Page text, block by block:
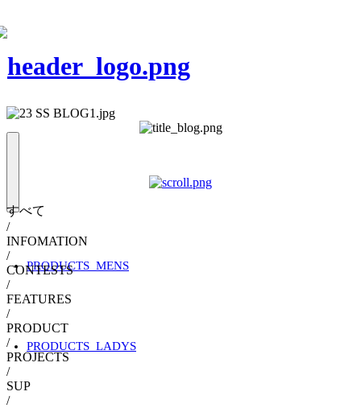
PRODUCTS_MENS
PRODUCTS_LADYS
すべて
/
INFOMATION
/
CONTESTS
/
FEATURES
/
PRODUCT
/
PROJECTS
/
SUP
/